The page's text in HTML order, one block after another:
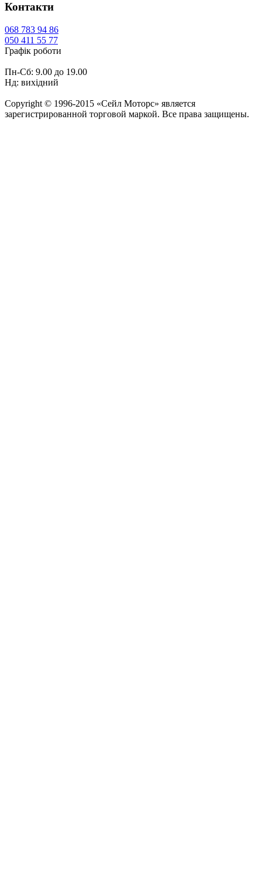
Контакти
068 783 94 86
050 411 55 77
Графік роботи
Пн-Сб: 9.00 до 19.00
Нд: вихідний
Copyright © 1996-2015 «Сейл Моторс» является
зарегистрированной торговой маркой. Все права защищены.